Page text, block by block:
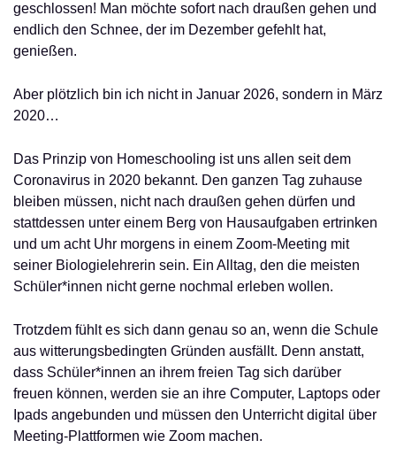
geschlossen! Man möchte sofort nach draußen gehen und
endlich den Schnee, der im Dezember gefehlt hat,
genießen.
Aber plötzlich bin ich nicht in Januar 2026, sondern in März
2020…
Das Prinzip von Homeschooling ist uns allen seit dem
Coronavirus in 2020 bekannt. Den ganzen Tag zuhause
bleiben müssen, nicht nach draußen gehen dürfen und
stattdessen unter einem Berg von Hausaufgaben ertrinken
und um acht Uhr morgens in einem Zoom-Meeting mit
seiner Biologielehrerin sein. Ein Alltag, den die meisten
Schüler*innen nicht gerne nochmal erleben wollen.
Trotzdem fühlt es sich dann genau so an, wenn die Schule
aus witterungsbedingten Gründen ausfällt. Denn anstatt,
dass Schüler*innen an ihrem freien Tag sich darüber
freuen können, werden sie an ihre Computer, Laptops oder
Ipads angebunden und müssen den Unterricht digital über
Meeting-Plattformen wie Zoom machen.